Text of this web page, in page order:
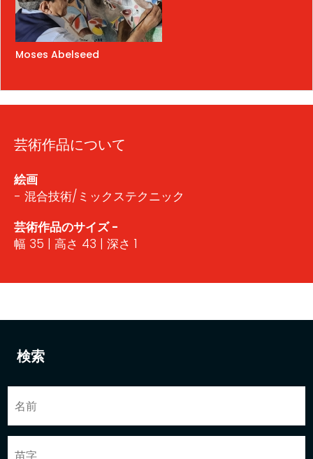
検索
Moses Abelseed
芸術作品について
絵画
- 混合技術/ミックステクニック
芸術作品のサイズ -
幅 35 | 高さ 43 | 深さ 1